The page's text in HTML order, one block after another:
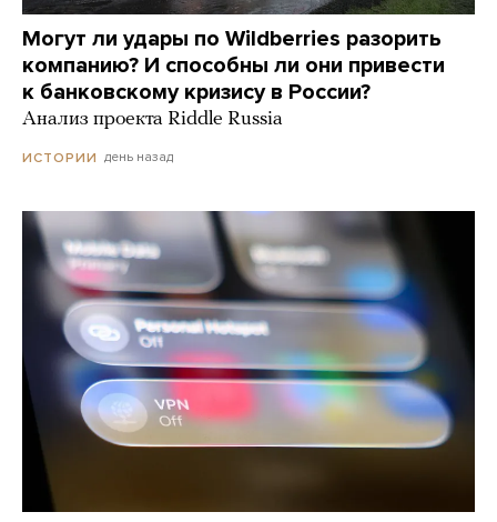
Могут ли удары по Wildberries разорить
компанию? И способны ли они привести
к банковскому кризису в России?
Анализ проекта Riddle Russia
ИСТОРИИ день назад